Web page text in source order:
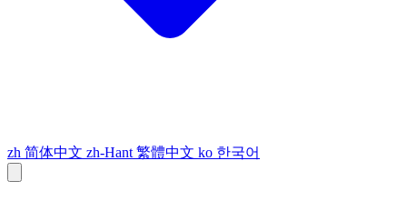
zh 简体中文 zh-Hant 繁體中文 ko 한국어